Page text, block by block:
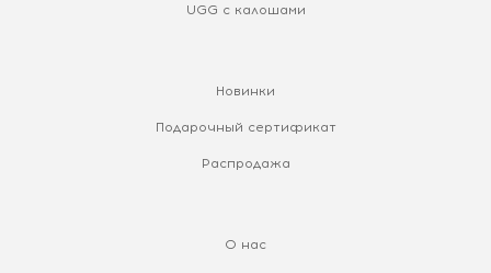
UGG с калошами
Новинки
Подарочный сертификат
Распродажа
О нас